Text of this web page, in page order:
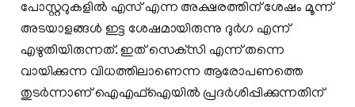
പോസ്റ്ററുകളില്‍ എസ് എന്ന അക്ഷരത്തിന് ശേഷം മൂന്ന്
അടയാളങ്ങള്‍ ഇട്ട ശേഷമായിരുന്നു ദുര്‍ഗ എന്ന്
എഴുതിയിരുന്നത്. ഇത് സെക്‌സി എന്ന് തന്നെ
വായിക്കുന്ന വിധത്തിലാണെന്ന ആരോപണത്തെ
തുടര്‍ന്നാണ് ഐഎഫ്‌ഐയില്‍ പ്രദര്‍ശിപ്പിക്കുന്നതിന്